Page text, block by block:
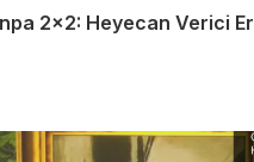
2×2: Heyecan Verici